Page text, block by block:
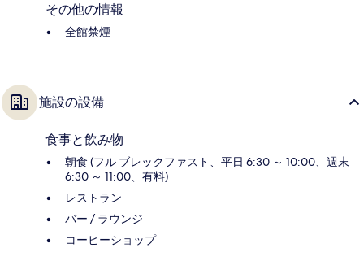
その他の情報
全館禁煙
施設の設備
食事と飲み物
朝食 (フル ブレックファスト、平日 6:30 ～ 10:00、週末
6:30 ～ 11:00、有料)
レストラン
バー / ラウンジ
コーヒーショップ